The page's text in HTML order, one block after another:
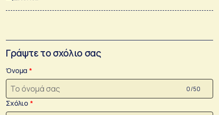
Γράψτε το σχόλιο σας
Όνομα
0 /50
Σχόλιο